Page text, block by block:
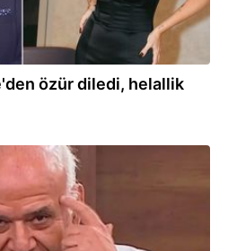
özür diledi, helallik